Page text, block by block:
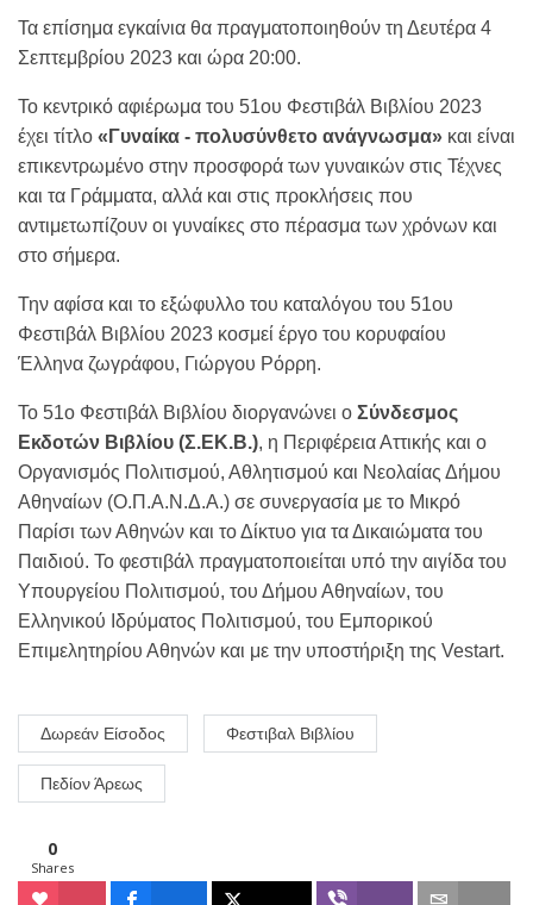
Τα επίσημα εγκαίνια θα πραγματοποιηθούν τη Δευτέρα 4
Σεπτεμβρίου 2023 και ώρα 20:00.
Το κεντρικό αφιέρωμα του 51ου Φεστιβάλ Βιβλίου 2023
έχει τίτλο «Γυναίκα - πολυσύνθετο ανάγνωσμα» και είναι
επικεντρωμένο στην προσφορά των γυναικών στις Τέχνες
και τα Γράμματα, αλλά και στις προκλήσεις που
αντιμετωπίζουν οι γυναίκες στο πέρασμα των χρόνων και
στο σήμερα.
Την αφίσα και το εξώφυλλο του καταλόγου του 51ου
Φεστιβάλ Βιβλίου 2023 κοσμεί έργο του κορυφαίου
Έλληνα ζωγράφου, Γιώργου Ρόρρη.
Το 51ο Φεστιβάλ Βιβλίου διοργανώνει ο Σύνδεσμος
Εκδοτών Βιβλίου (Σ.ΕΚ.Β.), η Περιφέρεια Αττικής και ο
Οργανισμός Πολιτισμού, Αθλητισμού και Νεολαίας Δήμου
Αθηναίων (Ο.Π.Α.Ν.Δ.Α.) σε συνεργασία με το Μικρό
Παρίσι των Αθηνών και το Δίκτυο για τα Δικαιώματα του
Παιδιού. Το φεστιβάλ πραγματοποιείται υπό την αιγίδα του
Υπουργείου Πολιτισμού, του Δήμου Αθηναίων, του
Ελληνικού Ιδρύματος Πολιτισμού, του Εμπορικού
Επιμελητηρίου Αθηνών και με την υποστήριξη της Vestart.
Δωρεάν Είσοδος Φεστιβαλ Βιβλίου
Πεδίον Άρεως
0
Shares